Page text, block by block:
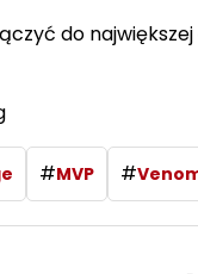
do
#MVP #